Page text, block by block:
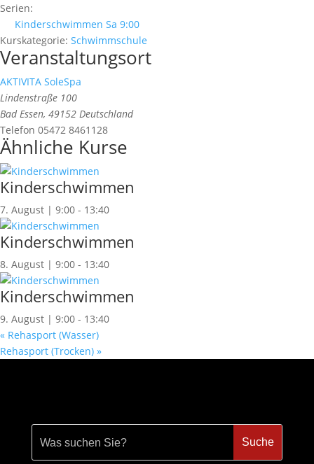
Serien:
Kinderschwimmen Sa 9:00
Kurskategorie: Schwimmschule
Veranstaltungsort
AKTIVITA SoleSpa
Lindenstraße 100
Bad Essen, 49152 Deutschland
Telefon 05472 8461128
Ähnliche Kurse
Kinderschwimmen
7. August | 9:00 - 13:40
Kinderschwimmen
8. August | 9:00 - 13:40
Kinderschwimmen
9. August | 9:00 - 13:40
« Rehasport (Wasser)
Rehasport (Trocken) »